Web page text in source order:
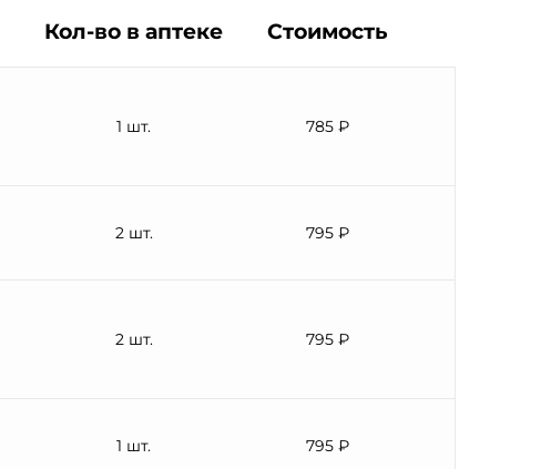
Кол-во в аптеке Стоимость
1 шт. 785 ₽
2 шт. 795 ₽
2 шт. 795 ₽
1 шт. 795 ₽